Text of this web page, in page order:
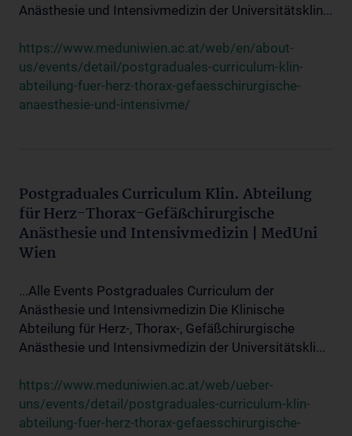
Anästhesie und Intensivmedizin der Universitätsklin...
https://www.meduniwien.ac.at/web/en/about-
us/events/detail/postgraduales-curriculum-klin-
abteilung-fuer-herz-thorax-gefaesschirurgische-
anaesthesie-und-intensivme/
Postgraduales Curriculum Klin. Abteilung
für Herz-Thorax-Gefäßchirurgische
Anästhesie und Intensivmedizin | MedUni
Wien
...Alle Events Postgraduales Curriculum der
Anästhesie und Intensivmedizin Die Klinische
Abteilung für Herz-, Thorax-, Gefäßchirurgische
Anästhesie und Intensivmedizin der Universitätskli...
https://www.meduniwien.ac.at/web/ueber-
uns/events/detail/postgraduales-curriculum-klin-
abteilung-fuer-herz-thorax-gefaesschirurgische-